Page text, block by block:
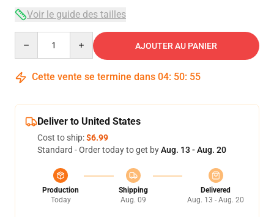
Voir le guide des tailles
AJOUTER AU PANIER
Cette vente se termine dans 04: 50: 54
Deliver to United States
Cost to ship:$6.99
Standard - Order today to get byAug. 13 - Aug. 20
Production
Today
Shipping
Aug. 09
Delivered
Aug. 13 - Aug. 20